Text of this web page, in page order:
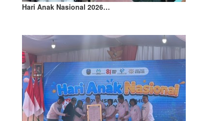
Hari Anak Nasional 2026…